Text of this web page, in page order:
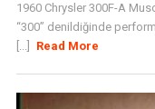
1960 Chrysler 300F-A
“300” denildiğinde
[...]
Read More